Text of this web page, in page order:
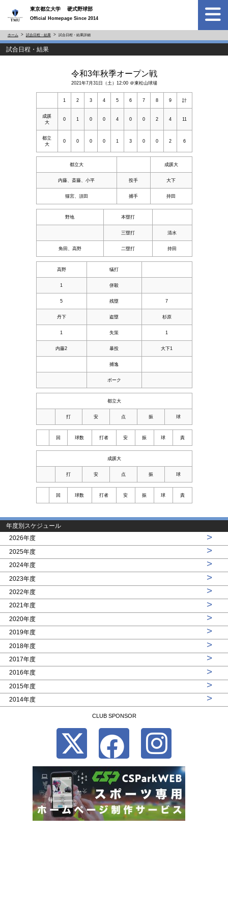
東京都立大学 硬式野球部
Official Homepage Since 2014
ホーム 試合日程・結果 試合日程・結果詳細
試合日程・結果
令和3年秋季オープン戦
2021年7月31日（土）12:00 ＠東松山球場
1 2 3 4 5 6 7 8 9 計
成蹊
大
0 1 0 0 4 0 0 2 4 11
都立
大
0 0 0 0 1 3 0 0 2 6
都立大 成蹊大
内藤、斎藤、小平 投手 大下
猫宮、須田 捕手 持田
野地 本塁打
三塁打 清水
角田、高野 二塁打 持田
高野 犠打
1 併殺
5 残塁 7
丹下 盗塁 杉原
1 失策 1
内藤2 暴投 大下1
捕逸
ボーク
都立大
打 安 点 振 球
回 球数 打者 安 振 球 責
成蹊大
打 安 点 振 球
回 球数 打者 安 振 球 責
年度別スケジュール
2026年度
>
2025年度 >
2024年度 >
2023年度 >
2022年度 >
2021年度 >
2020年度 >
2019年度 >
2018年度 >
2017年度 >
2016年度 >
2015年度 >
2014年度 >
CLUB SPONSOR